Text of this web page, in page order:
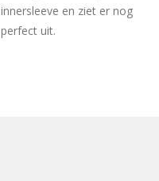
innersleeve en ziet er nog
perfect uit.